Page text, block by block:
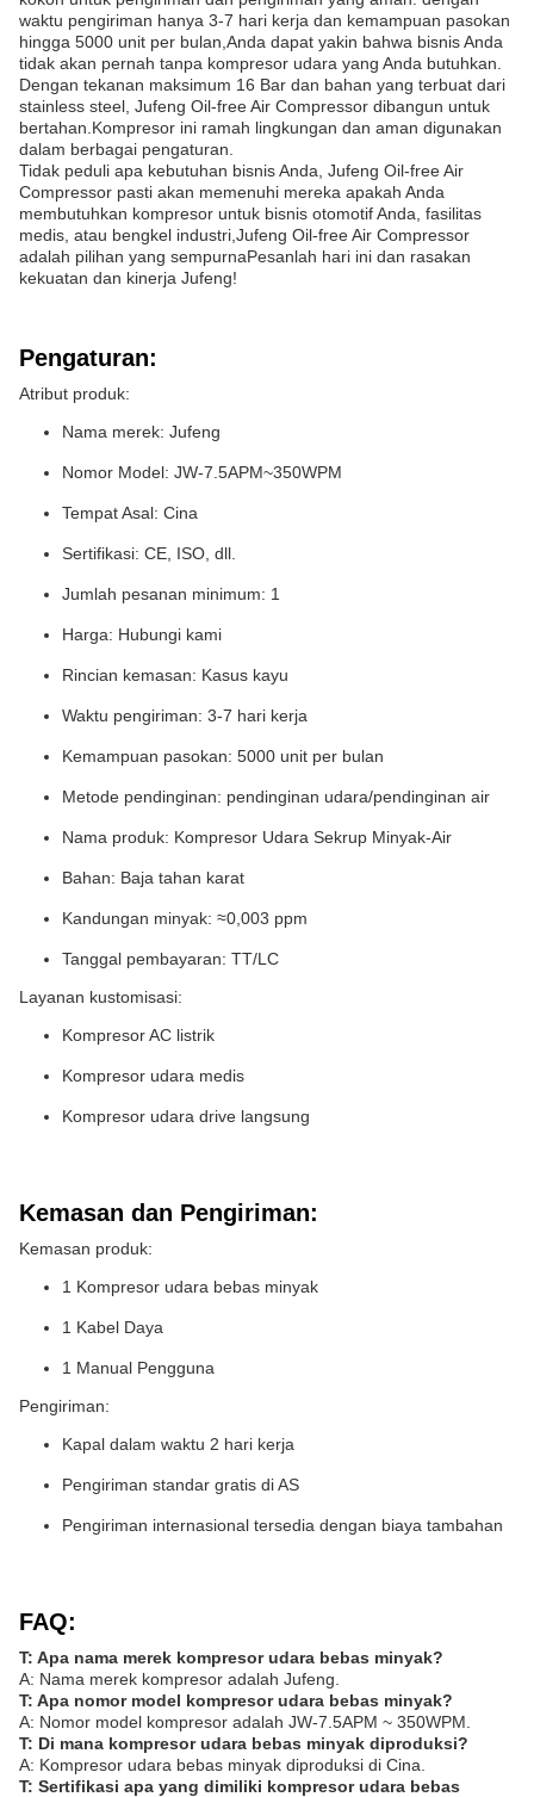
waktu pengiriman hanya 3-7 hari kerja dan kemampuan pasokan
hingga 5000 unit per bulan,Anda dapat yakin bahwa bisnis Anda
tidak akan pernah tanpa kompresor udara yang Anda butuhkan.
Dengan tekanan maksimum 16 Bar dan bahan yang terbuat dari
stainless steel, Jufeng Oil-free Air Compressor dibangun untuk
bertahan.Kompresor ini ramah lingkungan dan aman digunakan
dalam berbagai pengaturan.
Tidak peduli apa kebutuhan bisnis Anda, Jufeng Oil-free Air
Compressor pasti akan memenuhi mereka apakah Anda
membutuhkan kompresor untuk bisnis otomotif Anda, fasilitas
medis, atau bengkel industri,Jufeng Oil-free Air Compressor
adalah pilihan yang sempurnaPesanlah hari ini dan rasakan
kekuatan dan kinerja Jufeng!
Pengaturan:
Atribut produk:
Nama merek: Jufeng
Nomor Model: JW-7.5APM~350WPM
Tempat Asal: Cina
Sertifikasi: CE, ISO, dll.
Jumlah pesanan minimum: 1
Harga: Hubungi kami
Rincian kemasan: Kasus kayu
Waktu pengiriman: 3-7 hari kerja
Kemampuan pasokan: 5000 unit per bulan
Metode pendinginan: pendinginan udara/pendinginan air
Nama produk: Kompresor Udara Sekrup Minyak-Air
Bahan: Baja tahan karat
Kandungan minyak: ≈0,003 ppm
Tanggal pembayaran: TT/LC
Layanan kustomisasi:
Kompresor AC listrik
Kompresor udara medis
Kompresor udara drive langsung
Kemasan dan Pengiriman:
Kemasan produk:
1 Kompresor udara bebas minyak
1 Kabel Daya
1 Manual Pengguna
Pengiriman:
Kapal dalam waktu 2 hari kerja
Pengiriman standar gratis di AS
Pengiriman internasional tersedia dengan biaya tambahan
FAQ:
T: Apa nama merek kompresor udara bebas minyak?
A: Nama merek kompresor adalah Jufeng.
T: Apa nomor model kompresor udara bebas minyak?
A: Nomor model kompresor adalah JW-7.5APM ~ 350WPM.
T: Di mana kompresor udara bebas minyak diproduksi?
A: Kompresor udara bebas minyak diproduksi di Cina.
T: Sertifikasi apa yang dimiliki kompresor udara bebas